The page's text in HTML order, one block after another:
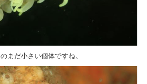
のまだ小さい個体ですね。